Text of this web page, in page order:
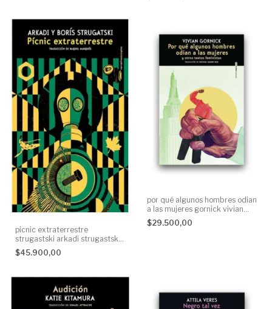
picnic extraterrestre
strugastski arkadi strugastski
sexto piso None
$45.900,00
por qué algunos hombres odian
a las mujeres gornick vivian
gornick sexto piso None
$29.500,00